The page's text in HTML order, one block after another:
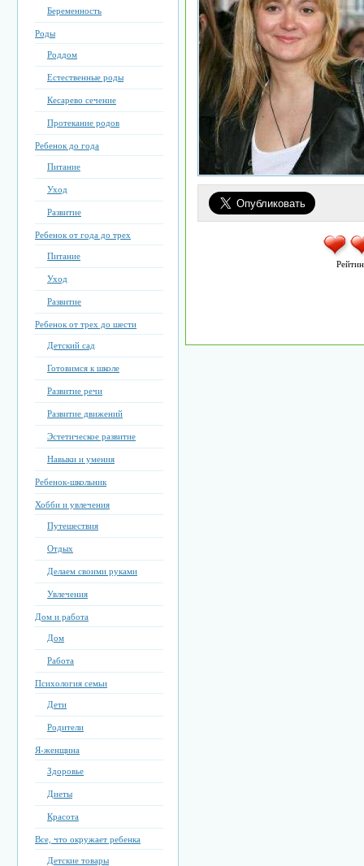
Беременность
Роды
Роддом
Естественные роды
Кесарево сечение
Протекание родов
Ребенок до года
Питание
Уход
Развитие
Ребенок от года до трех
Питание
Уход
Развитие
Ребенок от трех до шести
Детский сад
Готовимся к школе
Развитие речи
Развитие движений
Эстетическое развитие
Навыки и умения
Ребенок-школьник
Хобби и увлечения
Путешествия
Отдых
Делаем своими руками
Увлечения
Дом и работа
Дом
Работа
Психология семьи
Дети
Родители
Я-женщина
Здоровье
Диеты
Красота
Все, что окружает ребенка
Детские товары